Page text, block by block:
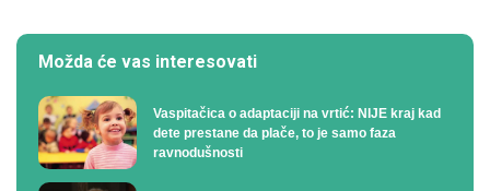
Možda će vas interesovati
Vaspitačica o adaptaciji na vrtić: NIJE kraj kad
dete prestane da plače, to je samo faza
ravnodušnosti